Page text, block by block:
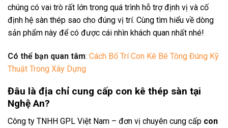
chúng có vai trò rất lớn trong quá trình hỗ trợ định vị và cố
định hệ sàn thép sao cho đúng vị trí. Cùng tìm hiểu về dòng
sản phẩm này để có được cái nhìn khách quan nhất nhé!
Có thể bạn quan tâm: Cách Bố Trí Con Kê Bê Tông Đúng Kỹ
Thuật Trong Xây Dựng
Đâu là địa chỉ cung cấp con kê thép sàn tại
Nghệ An?
Công ty TNHH GPL Việt Nam – đơn vị chuyên cung cấp con